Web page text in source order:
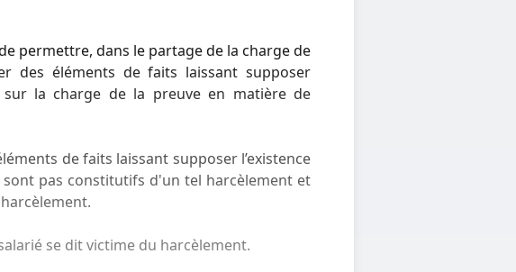
permettre, dans le partage de la charge de
des éléments de faits laissant supposer
sur la charge de la preuve en matière de
de faits laissant supposer l’existence
sont pas constitutifs d'un tel harcèlement et
se dit victime du harcèlement.